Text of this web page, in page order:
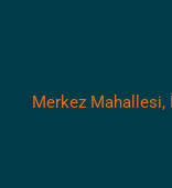
Merkez Mahallesi,